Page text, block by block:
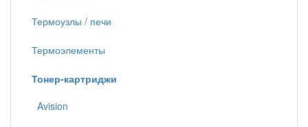
Термоузлы / печи
Термоэлементы
Тонер-картриджи
Avision